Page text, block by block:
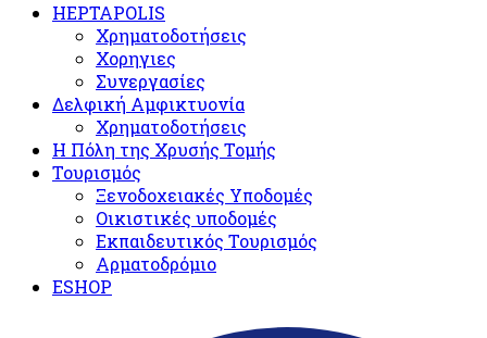
HEPTAPOLIS
Χρηματοδοτήσεις
Χορηγιες
Συνεργασίες
Δελφική Αμφικτυονία
Χρηματοδοτήσεις
Η Πόλη της Χρυσής Τομής
Τουρισμός
Ξενοδοχειακές Υποδομές​
Oικιστικές υποδομές
Εκπαιδευτικός Τουρισμός
Αρματοδρόμιο
ESHOP